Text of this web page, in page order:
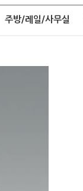
주방/레일/사무실